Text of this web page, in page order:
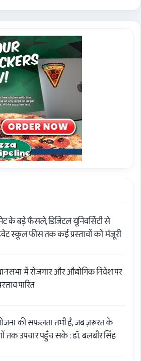
के बड़े फैसले, डिजिटल यूनिवर्सिटी से
स्कूल फीस तक कई प्रस्तावों को मंजूरी
में रोजगार और औद्योगिक निवेश पर
पारित
की सफलता तभी है, जब ज़रूरत के
तक उपचार पहुँच सके : डॉ. बलबीर सिंह